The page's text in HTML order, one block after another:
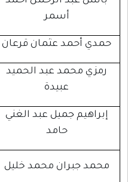
أسمر
حمدي أحمد عثمان قرعان
رمزي محمد عبد الحميد
عبيدة
إبراهيم جميل عبد الغني
حامد
محمد جبران محمد خليل